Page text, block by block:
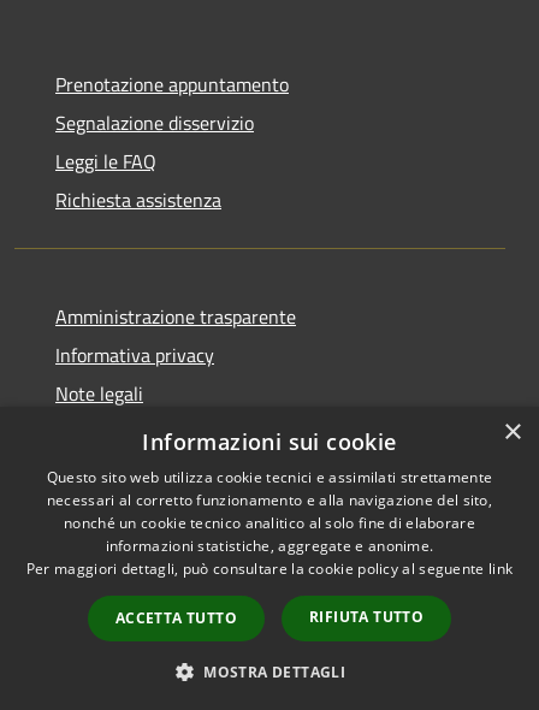
Prenotazione appuntamento
Segnalazione disservizio
Leggi le FAQ
Richiesta assistenza
Amministrazione trasparente
Informativa privacy
Note legali
Dichiarazione di accessibilità
Accessibilità
Copyright © 2026 • Comune di
Asigliano Veneto • Powered by
Municipium•
Accesso
redazione
×
Informazioni sui cookie
Questo sito web utilizza cookie tecnici e assimilati strettamente
necessari al corretto funzionamento e alla navigazione del sito,
nonché un cookie tecnico analitico al solo fine di elaborare
informazioni statistiche, aggregate e anonime.
Per maggiori dettagli, può consultare la cookie policy al seguente link
ACCETTA TUTTO RIFIUTA TUTTO
MOSTRA DETTAGLI